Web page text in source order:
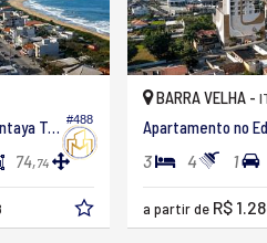
#488
Apartamento no Edifício Bantaya Tower
74,74
BARRA VELHA -
3 4 1
a partir de R$